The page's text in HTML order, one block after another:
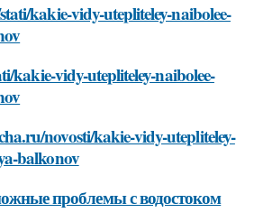
kakie-vidy-utepliteley-naibolee-
kakie-vidy-utepliteley-naibolee-
novosti/kakie-vidy-utepliteley-
balkonov
проблемы с водостоком